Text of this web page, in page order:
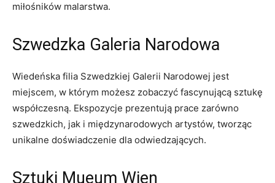
miłośników malarstwa.
Szwedzka Galeria Narodowa
Wiedeńska filia Szwedzkiej Galerii Narodowej jest
miejscem, w którym możesz zobaczyć fascynującą sztukę
współczesną. Ekspozycje prezentują prace zarówno
szwedzkich, jak i międzynarodowych artystów, ​tworząc
unikalne doświadczenie dla odwiedzających.
Sztuki Mueum Wien